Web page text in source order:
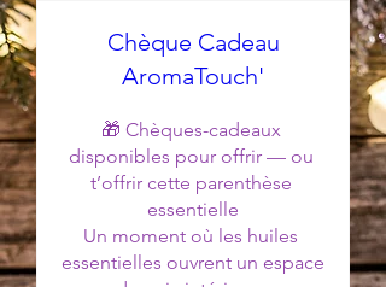
Chèque Cadeau
AromaTouch'
🎁 Chèques-cadeaux
disponibles pour offrir — ou
t’offrir cette parenthèse
essentielle
Un moment où les huiles
essentielles ouvrent un espace